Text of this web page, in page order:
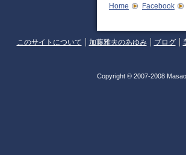
Home Facebook
このサイトについて 加藤雅夫のあゆみ ブログ
Copyright © 2007-2008